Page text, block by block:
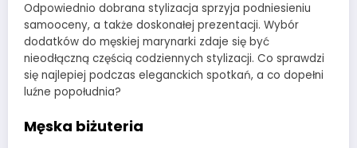
Odpowiednio dobrana stylizacja sprzyja podniesieniu
samooceny, a także doskonałej prezentacji. Wybór
dodatków do męskiej marynarki zdaje się być
nieodłączną częścią codziennych stylizacji. Co sprawdzi
się najlepiej podczas eleganckich spotkań, a co dopełni
luźne popołudnia?
Męska biżuteria